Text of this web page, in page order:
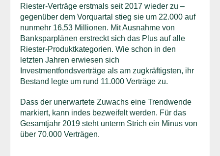
Riester-Verträge erstmals seit 2017 wieder zu –
gegenüber dem Vorquartal stieg sie um 22.000 auf
nunmehr 16,53 Millionen. Mit Ausnahme von
Banksparplänen erstreckt sich das Plus auf alle
Riester-Produktkategorien. Wie schon in den
letzten Jahren erwiesen sich
Investmentfondsverträge als am zugkräftigsten, ihr
Bestand legte um rund 11.000 Verträge zu.
Dass der unerwartete Zuwachs eine Trendwende
markiert, kann indes bezweifelt werden. Für das
Gesamtjahr 2019 steht unterm Strich ein Minus von
über 70.000 Verträgen.